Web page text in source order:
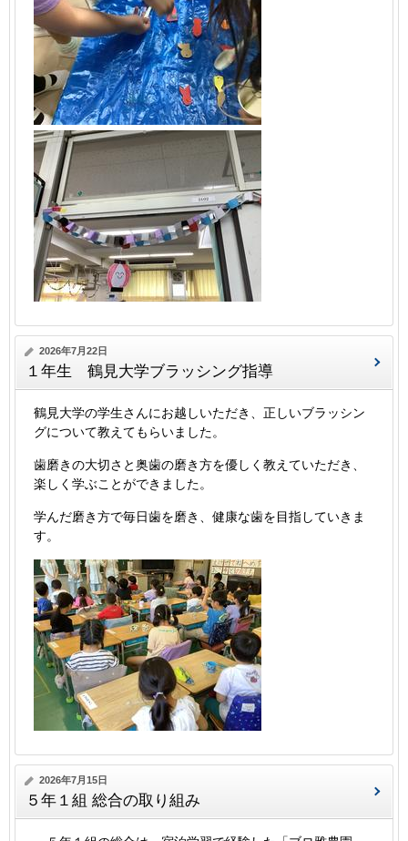
2026年7月22日
１年生 鶴見大学ブラッシング指導
鶴見大学の学生さんにお越しいただき、正しいブラッシン
グについて教えてもらいました。
歯磨きの大切さと奥歯の磨き方を優しく教えていただき、
楽しく学ぶことができました。
学んだ磨き方で毎日歯を磨き、健康な歯を目指していきま
す。
2026年7月15日
５年１組 総合の取り組み